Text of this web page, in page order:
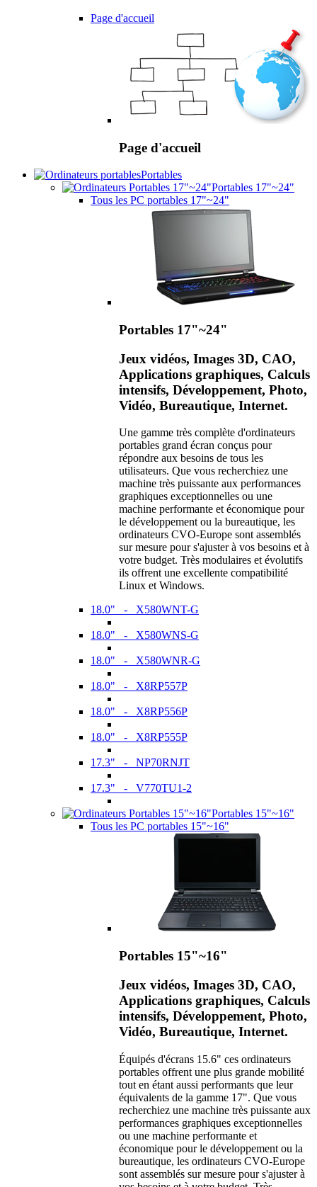
Page d'accueil
Page d'accueil
Portables
Portables 17"~24"
Tous les PC portables 17"~24"
Portables 17"~24"
Jeux vidéos, Images 3D, CAO,
Applications graphiques, Calculs
intensifs, Développement, Photo,
Vidéo, Bureautique, Internet.
Une gamme très complète d'ordinateurs
portables grand écran conçus pour
répondre aux besoins de tous les
utilisateurs. Que vous recherchiez une
machine très puissante aux performances
graphiques exceptionnelles ou une
machine performante et économique pour
le développement ou la bureautique, les
ordinateurs CVO-Europe sont assemblés
sur mesure pour s'ajuster à vos besoins et à
votre budget. Très modulaires et évolutifs
ils offrent une excellente compatibilité
Linux et Windows.
18.0" - X580WNT-G
18.0" - X580WNS-G
18.0" - X580WNR-G
18.0" - X8RP557P
18.0" - X8RP556P
18.0" - X8RP555P
17.3" - NP70RNJT
17.3" - V770TU1-2
Portables 15"~16"
Tous les PC portables 15"~16"
Portables 15"~16"
Jeux vidéos, Images 3D, CAO,
Applications graphiques, Calculs
intensifs, Développement, Photo,
Vidéo, Bureautique, Internet.
Équipés d'écrans 15.6" ces ordinateurs
portables offrent une plus grande mobilité
tout en étant aussi performants que leur
équivalents de la gamme 17". Que vous
recherchiez une machine très puissante aux
performances graphiques exceptionnelles
ou une machine performante et
économique pour le développement ou la
bureautique, les ordinateurs CVO-Europe
sont assemblés sur mesure pour s'ajuster à